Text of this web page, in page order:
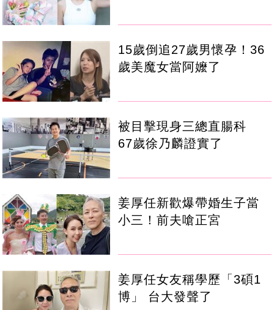
15歲倒追27歲男懷孕！36
歲美魔女當阿嬤了
被目擊現身三總直腸科
67歲徐乃麟證實了
姜厚任新歡爆帶婚生子當
小三！前夫嗆正宮
姜厚任女友稱學歷「3碩1
博」 台大發聲了